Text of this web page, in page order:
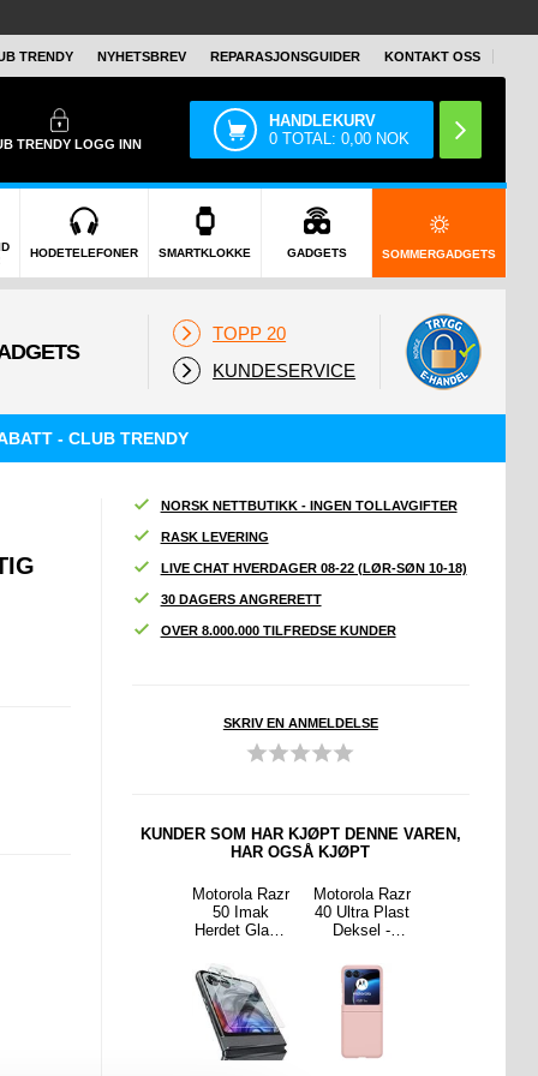
TRENDY NYHETSBREV REPARASJONSGUIDER KONTAKT OSS
TRENDYLOGG INN
HANDLEKURV
0 TOTAL:0,00 NOK
HODETELEFONER SMARTKLOKKE GADGETS SOMMERGADGETS
TOPP 20
KUNDESERVICE
- CLUB TRENDY
NORSK NETTBUTIKK - INGEN TOLLAVGIFTER
RASK LEVERING
LIVE CHAT HVERDAGER 08-22 (LØR-SØN 10-18)
30 DAGERS ANGRERETT
OVER 8.000.000 TILFREDSE KUNDER
SKRIV EN ANMELDELSE
KUNDER SOM HAR KJØPT DENNE VAREN,
HAR OGSÅ KJØPT
Motorola Razr
50 Imak
Herdet Glass
sett - Klar
Motorola Razr
40 Ultra Plast
Deksel -